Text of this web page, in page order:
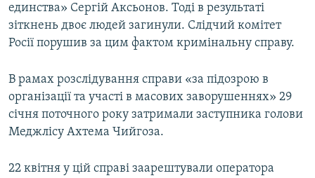
единства» Сергій Аксьонов. Тоді в результаті
зіткнень двоє людей загинули. Слідчий комітет
Росії порушив за цим фактом кримінальну справу.
В рамах розслідування справи «за підозрою в
організації та участі в масових заворушеннях» 29
січня поточного року затримали заступника голови
Меджлісу Ахтема Чийгоза.
22 квітня у цій справі заарештували оператора